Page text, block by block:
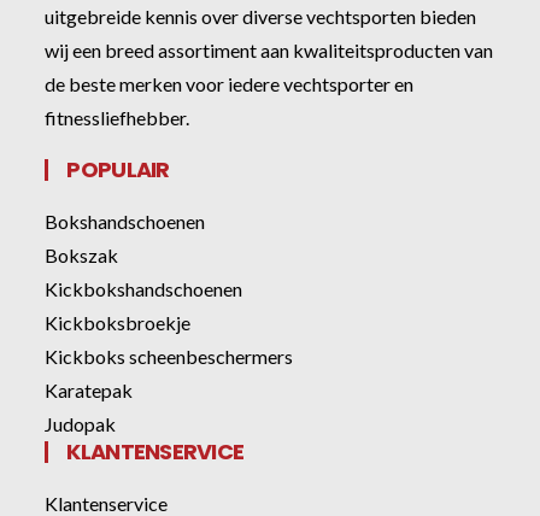
uitgebreide kennis over diverse vechtsporten bieden
wij een breed assortiment aan kwaliteitsproducten van
de beste merken voor iedere vechtsporter en
fitnessliefhebber.
POPULAIR
Bokshandschoenen
Bokszak
Kickbokshandschoenen
Kickboksbroekje
Kickboks scheenbeschermers
Karatepak
Judopak
KLANTENSERVICE
Klantenservice